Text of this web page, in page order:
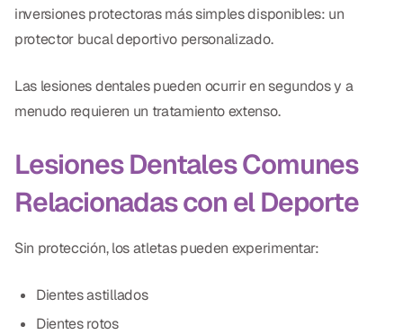
Empastes Dentales
Implantes Dentales
Implantes el Mismo Día
Reparaciones el Mismo Día
inversiones protectoras más simples disponibles: un
protector bucal deportivo personalizado.
Las lesiones dentales pueden ocurrir en segundos y a
menudo requieren un tratamiento extenso.
Lesiones Dentales Comunes
Relacionadas con el Deporte
Sin protección, los atletas pueden experimentar:
Dientes astillados
Dientes rotos